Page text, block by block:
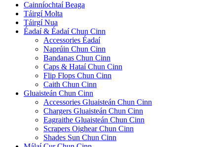
Cainníochtaí Beaga
Táirgí Molta
Táirgí Nua
Éadaí & Éadaí Chun Cinn
Accessories Éadaí
Naprúin Chun Cinn
Bandanas Chun Cinn
Caps & Hataí Chun Cinn
Flip Flops Chun Cinn
Caith Chun Cinn
Gluaisteán Chun Cinn
Accessories Gluaisteán Chun Cinn
Chargers Gluaisteán Chun Cinn
Eagraithe Gluaisteán Chun Cinn
Scrapers Oighear Chun Cinn
Shades Sun Chun Cinn